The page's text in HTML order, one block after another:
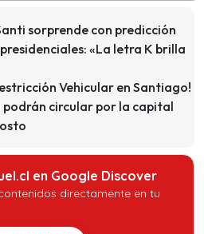
sorprende con predicción
«La letra K brilla
Vehicular en Santiago!
podrán circular por la capital
en Google Discover
directamente en tu